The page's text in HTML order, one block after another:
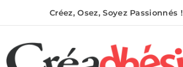
Créez, Osez, Soyez Passionnés !